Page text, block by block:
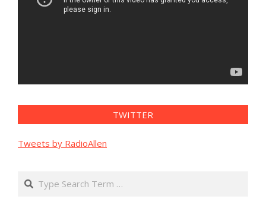
TWITTER
Tweets by RadioAllen
Search